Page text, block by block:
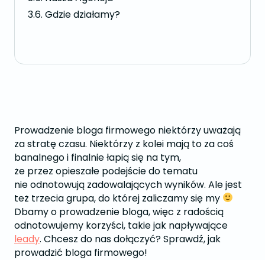
Gdzie działamy?
Prowadzenie bloga firmowego niektórzy uważają
za stratę czasu. Niektórzy z kolei mają to za coś
banalnego i finalnie łapią się na tym,
że przez opieszałe podejście do tematu
nie odnotowują zadowalających wyników. Ale jest
też trzecia grupa, do której zaliczamy się my
Dbamy o prowadzenie bloga, więc z radością
odnotowujemy korzyści, takie jak napływające
leady. Chcesz do nas dołączyć? Sprawdź, jak
prowadzić bloga firmowego!